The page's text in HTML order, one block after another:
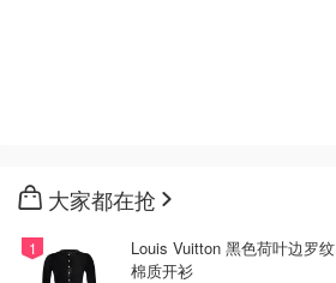
大家都在抢
Louis Vuitton 黑色荷叶边罗纹
棉质开衫